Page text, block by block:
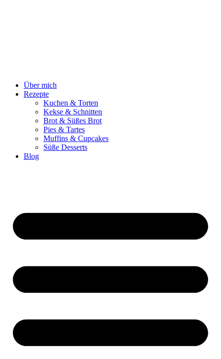
Über mich
Rezepte
Kuchen & Torten
Kekse & Schnitten
Brot & Süßes Brot
Pies & Tartes
Muffins & Cupcakes
Süße Desserts
Blog